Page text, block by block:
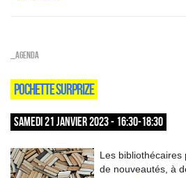
_Agenda
POCHETTE SURPRIZE
SAMEDI 21 JANVIER 2023 - 16:30-18:30
Les bibliothécaires
de nouveautés, à